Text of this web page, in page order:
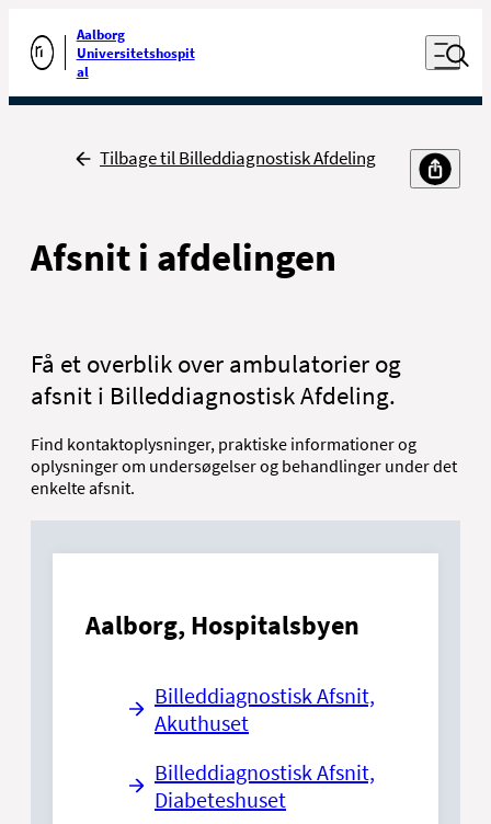
Gå til forsiden
Aalborg
Universitetshospit
al
Åben
Udfør søgning
Tilbage
Tilbage til Billeddiagnostisk Afdeling
Afsnit i afdelingen
Få et overblik over ambulatorier og
afsnit i Billeddiagnostisk Afdeling.
Find kontaktoplysninger, praktiske informationer og
oplysninger om undersøgelser og behandlinger under det
enkelte afsnit.
Aalborg, Hospitalsbyen
Billeddiagnostisk Afsnit,
Akuthuset
Billeddiagnostisk Afsnit,
Diabeteshuset